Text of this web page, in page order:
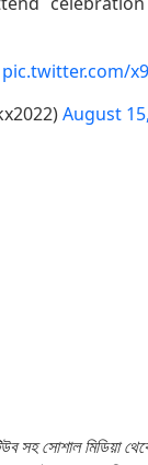
pic.twitter.com/
August
সহ সোশাল মিডিয়া